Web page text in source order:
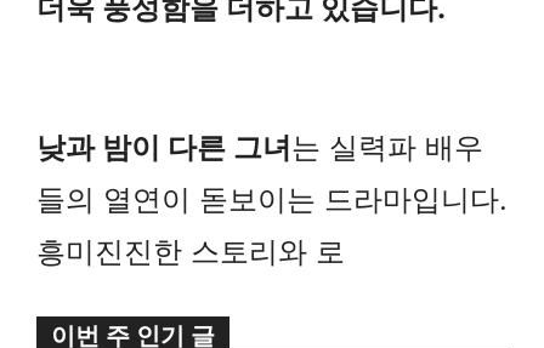
더욱 풍성함을 더하고 있습니다.
낮과 밤이 다른 그녀 는 실력파 배우
들의 열연이 돋보이는 드라마입니다.
흥미진진한 스토리와 로
이번 주 인기 글